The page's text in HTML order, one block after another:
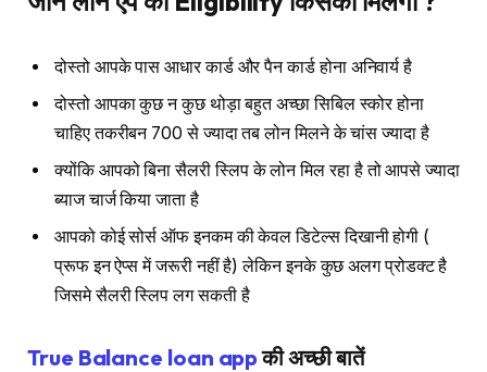
दोस्तो आपके पास आधार कार्ड और पैन कार्ड होना अनिवार्य है
दोस्तो आपका कुछ न कुछ थोड़ा बहुत अच्छा सिबिल स्कोर होना
चाहिए तकरीबन 700 से ज्यादा तब लोन मिलने के चांस ज्यादा है
क्योंकि आपको बिना सैलरी स्लिप के लोन मिल रहा है तो आपसे ज्यादा
ब्याज चार्ज किया जाता है
आपको कोई सोर्स ऑफ इनकम की केवल डिटेल्स दिखानी होगी (
प्रूफ इन ऐप्स में जरूरी नहीं है) लेकिन इनके कुछ अलग प्रोडक्ट है
जिसमे सैलरी स्लिप लग सकती है
True Balance loan appकी अच्छी बातें